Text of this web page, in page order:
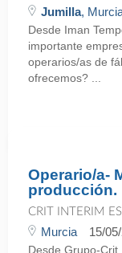
Jumilla,
Desde Iman
importante
operarios/as de
ofrecemos? ...
Operario/a-
producción.
CRIT INTERIM
Murcia 15/
Desde Grupo-